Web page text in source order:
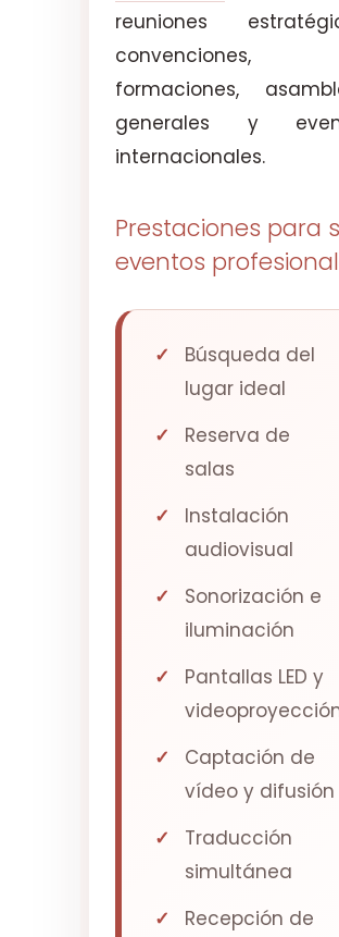
reuniones
convenciones,
formaciones,
generales y
internacionales.
Prestaciones para
eventos
Búsqueda del
lugar ideal
Reserva de
salas
Instalación
audiovisual
Sonorización e
iluminación
Pantallas LED y
Captación de
vídeo y difusión
Traducción
simultánea
Recepción de